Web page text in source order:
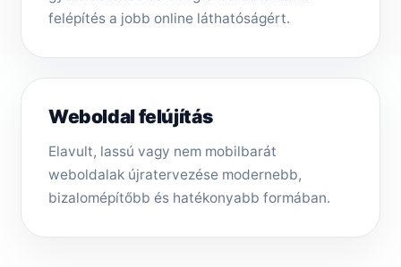
felépítés a jobb online láthatóságért.
Weboldal felújítás
Elavult, lassú vagy nem mobilbarát
weboldalak újratervezése modernebb,
bizalomépítőbb és hatékonyabb formában.